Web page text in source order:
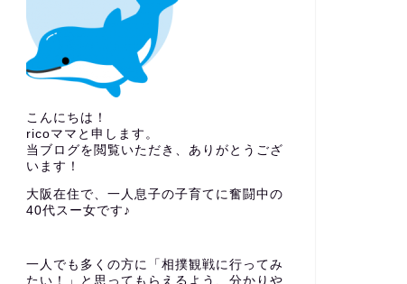
こんにちは！
ricoママと申します。
当ブログを閲覧いただき、ありがとうござ
います！
大阪在住で、一人息子の子育てに奮闘中の
40代スー女です♪
一人でも多くの方に「相撲観戦に行ってみ
たい！」と思ってもらえるよう、分かりや